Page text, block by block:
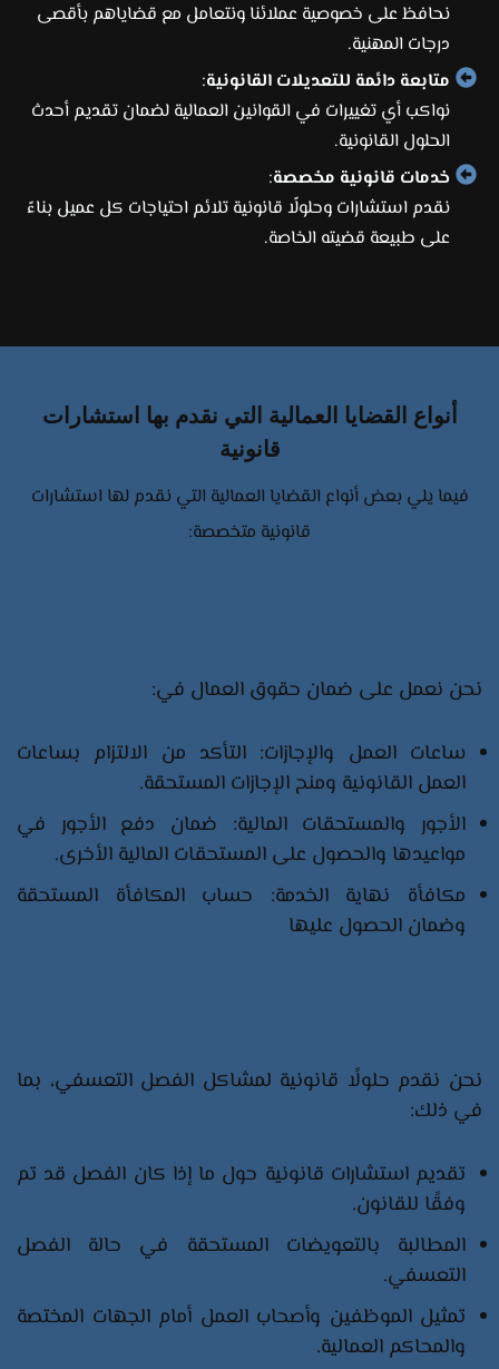
نحافظ على خصوصية عملائنا ونتعامل مع قضاياهم بأقصى
درجات المهنية.
متابعة دائمة للتعديلات القانونية:
نواكب أي تغييرات في القوانين العمالية لضمان تقديم أحدث
الحلول القانونية.
خدمات قانونية مخصصة:
نقدم استشارات وحلولًا قانونية تلائم احتياجات كل عميل بناءً
على طبيعة قضيته الخاصة.
أنواع القضايا العمالية التي نقدم بها استشارات
قانونية
فيما يلي بعض أنواع القضايا العمالية التي نقدم لها استشارات
قانونية متخصصة:​
نحن نعمل على ضمان حقوق العمال في:​
ساعات العمل والإجازات: التأكد من الالتزام بساعات
العمل القانونية ومنح الإجازات المستحقة.​
الأجور والمستحقات المالية: ضمان دفع الأجور في
مواعيدها والحصول على المستحقات المالية الأخرى.​
مكافأة نهاية الخدمة: حساب المكافأة المستحقة
وضمان الحصول عليها
نحن نقدم حلولًا قانونية لمشاكل الفصل التعسفي، بما
في ذلك:
تقديم استشارات قانونية حول ما إذا كان الفصل قد تم
وفقًا للقانون.
المطالبة بالتعويضات المستحقة في حالة الفصل
التعسفي.
تمثيل الموظفين وأصحاب العمل أمام الجهات المختصة
والمحاكم العمالية.